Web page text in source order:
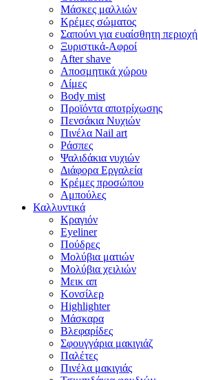
Μάσκες μαλλιών
Κρέμες σώματος
Σαπούνι για ευαίσθητη περιοχή
Ξυριστικά-Αφροί
After shave
Αποσμητικά χώρου
Λίμες
Body mist
Προϊόντα αποτρίχωσης
Πενσάκια Νυχιών
Πινέλα Nail art
Ράσπες
Ψαλιδάκια νυχιών
Διάφορα Εργαλεία
Κρέμες προσώπου
Αμπούλες
Καλλυντικά
Κραγιόν
Eyeliner
Πούδρες
Μολύβια ματιών
Μολύβια χειλιών
Μεικ απ
Κονσίλερ
Highlighter
Μάσκαρα
Βλεφαρίδες
Σφουγγάρια μακιγιάζ
Παλέτες
Πινέλα μακιγιάς